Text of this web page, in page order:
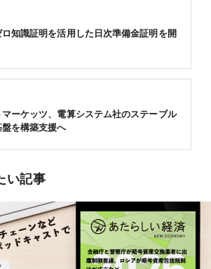
ーケッツ、電算システム社のステーブル
を構築支援へ
知識証明を活用した日次準備金証明を開
い記事